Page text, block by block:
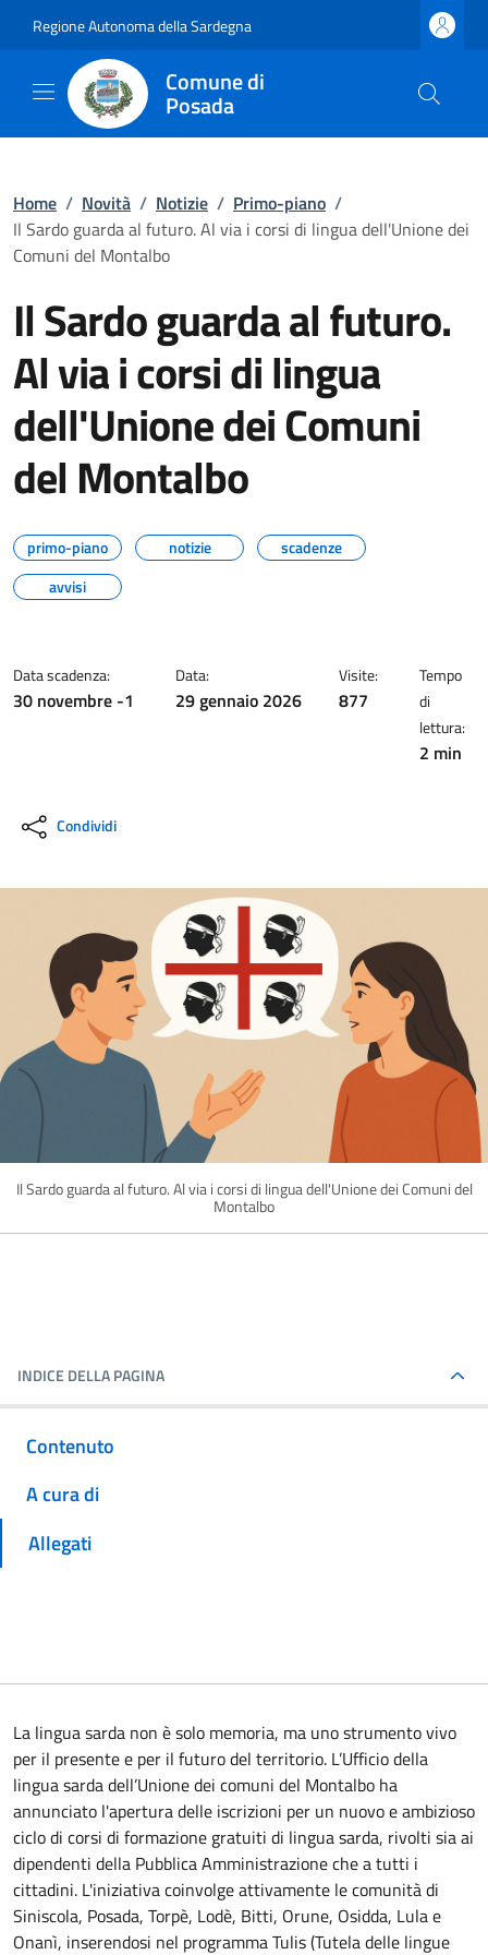
Regione Autonoma della Sardegna
Comune di
Posada
Home / Novità / Notizie / Primo-piano /
Il Sardo guarda al futuro. Al via i corsi di lingua dell'Unione dei
Comuni del Montalbo
Il Sardo guarda al futuro.
Al via i corsi di lingua
dell'Unione dei Comuni
del Montalbo
primo-piano notizie
scadenze
avvisi
Data scadenza:
30 novembre -1
Data:
29 gennaio 2026
Visite:
877
Tempo
di
lettura:
2 min
Condividi
Il Sardo guarda al futuro. Al via i corsi di lingua dell'Unione dei Comuni del
Montalbo
INDICE DELLA PAGINA
Contenuto
A cura di
Allegati
La lingua sarda non è solo memoria, ma uno strumento vivo
per il presente e per il futuro del territorio. L’Ufficio della
lingua sarda dell’Unione dei comuni del Montalbo ha
annunciato l'apertura delle iscrizioni per un nuovo e ambizioso
ciclo di corsi di formazione gratuiti di lingua sarda, rivolti sia ai
dipendenti della Pubblica Amministrazione che a tutti i
cittadini. L'iniziativa coinvolge attivamente le comunità di
Siniscola, Posada, Torpè, Lodè, Bitti, Orune, Osidda, Lula e
Onanì, inserendosi nel programma Tulis (Tutela delle lingue